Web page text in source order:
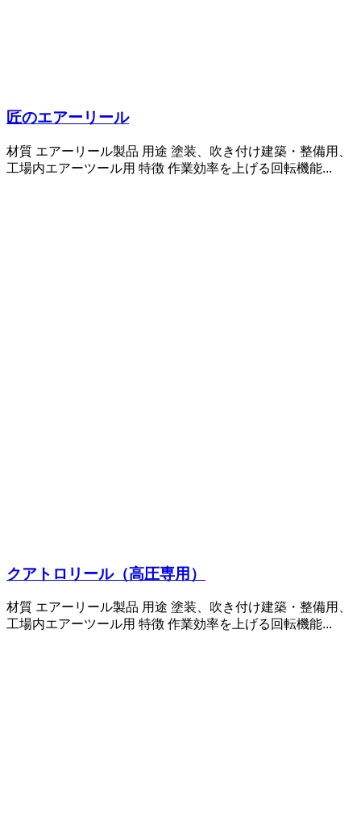
匠のエアーリール
材質 エアーリール製品 用途 塗装、吹き付け建築・整備用、
工場内エアーツール用 特徴 作業効率を上げる回転機能...
クアトロリール（高圧専用）
材質 エアーリール製品 用途 塗装、吹き付け建築・整備用、
工場内エアーツール用 特徴 作業効率を上げる回転機能...